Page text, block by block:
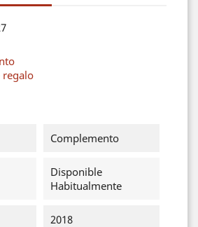
regalo
Complemento
Disponible
Habitualmente
2018